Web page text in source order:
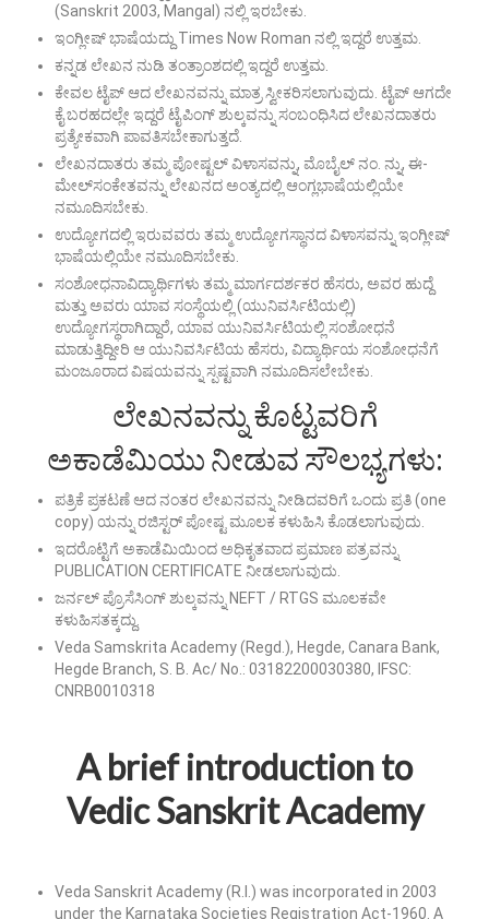
(Sanskrit 2003, Mangal) ನಲ್ಲಿ ಇರಬೇಕು.
ಇಂಗ್ಲೀಷ್ ಭಾಷೆಯದ್ದು Times Now Roman ನಲ್ಲಿ ಇದ್ದರೆ ಉತ್ತಮ.
ಕನ್ನಡ ಲೇಖನ ನುಡಿ ತಂತ್ರಾಂಶದಲ್ಲಿ ಇದ್ದರೆ ಉತ್ತಮ.
ಕೇವಲ ಟೈಪ್ ಆದ ಲೇಖನವನ್ನು ಮಾತ್ರ ಸ್ವೀಕರಿಸಲಾಗುವುದು. ಟೈಪ್ ಆಗದೇ
ಕೈ ಬರಹದಲ್ಲೇ ಇದ್ದರೆ ಟೈಪಿಂಗ್ ಶುಲ್ಕವನ್ನು ಸಂಬಂಧಿಸಿದ ಲೇಖನದಾತರು
ಪ್ರತ್ಯೇಕವಾಗಿ ಪಾವತಿಸಬೇಕಾಗುತ್ತದೆ.
ಲೇಖನದಾತರು ತಮ್ಮ ಪೋಷ್ಟಲ್ ವಿಳಾಸವನ್ನು, ಮೊಬೈಲ್ ನಂ. ನ್ನು, ಈ-
ಮೇಲ್‌ಸಂಕೇತವನ್ನು ಲೇಖನದ ಅಂತ್ಯದಲ್ಲಿ ಆಂಗ್ಲಭಾಷೆಯಲ್ಲಿಯೇ
ನಮೂದಿಸಬೇಕು.
ಉದ್ಯೋಗದಲ್ಲಿ ಇರುವವರು ತಮ್ಮ ಉದ್ಯೋಗಸ್ಥಾನದ ವಿಳಾಸವನ್ನು ಇಂಗ್ಲೀಷ್
ಭಾಷೆಯಲ್ಲಿಯೇ ನಮೂದಿಸಬೇಕು.
ಸಂಶೋಧನಾವಿದ್ಯಾರ್ಥಿಗಳು ತಮ್ಮ ಮಾರ್ಗದರ್ಶಕರ ಹೆಸರು, ಅವರ ಹುದ್ದೆ
ಮತ್ತು ಅವರು ಯಾವ ಸಂಸ್ಥೆಯಲ್ಲಿ (ಯುನಿವರ್ಸಿಟಿಯಲ್ಲಿ)
ಉದ್ಯೋಗಸ್ಥರಾಗಿದ್ದಾರೆ, ಯಾವ ಯುನಿವರ್ಸಿಟಿಯಲ್ಲಿ ಸಂಶೋಧನೆ
ಮಾಡುತ್ತಿದ್ದೀರಿ ಆ ಯುನಿವರ್ಸಿಟಿಯ ಹೆಸರು, ವಿದ್ಯಾರ್ಥಿಯ ಸಂಶೋಧನೆಗೆ
ಮಂಜೂರಾದ ವಿಷಯವನ್ನು ಸ್ಪಷ್ಟವಾಗಿ ನಮೂದಿಸಲೇಬೇಕು.
ಲೇಖನವನ್ನು ಕೊಟ್ಟವರಿಗೆ
ಅಕಾಡೆಮಿಯು ನೀಡುವ ಸೌಲಭ್ಯಗಳು:
ಪತ್ರಿಕೆ ಪ್ರಕಟಣೆ ಆದ ನಂತರ ಲೇಖನವನ್ನು ನೀಡಿದವರಿಗೆ ಒಂದು ಪ್ರತಿ (one
copy) ಯನ್ನು ರಜಿಸ್ಟರ್ ಪೋಷ್ಟ ಮೂಲಕ ಕಳುಹಿಸಿ ಕೊಡಲಾಗುವುದು.
ಇದರೊಟ್ಟಿಗೆ ಅಕಾಡೆಮಿಯಿಂದ ಅಧಿಕೃತವಾದ ಪ್ರಮಾಣ ಪತ್ರವನ್ನು
PUBLICATION CERTIFICATE ನೀಡಲಾಗುವುದು.
ಜರ್ನಲ್ ಪ್ರೊಸೆಸಿಂಗ್ ಶುಲ್ಕವನ್ನು NEFT / RTGS ಮೂಲಕವೇ
ಕಳುಹಿಸತಕ್ಕದ್ದು.
Veda Samskrita Academy (Regd.), Hegde, Canara Bank,
Hegde Branch, S. B. Ac/ No.: 03182200030380, IFSC:
CNRB0010318
A brief introduction to
Vedic Sanskrit Academy
Veda Sanskrit Academy (R.I.) was incorporated in 2003
under the Karnataka Societies Registration Act-1960. A